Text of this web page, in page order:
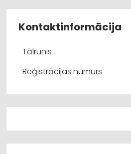
Kontaktinformācija
Tālrunis
Reģistrācijas numurs